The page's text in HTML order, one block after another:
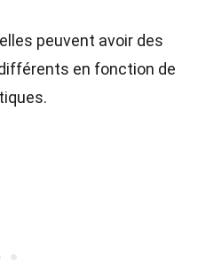
peuvent avoir des
en fonction de